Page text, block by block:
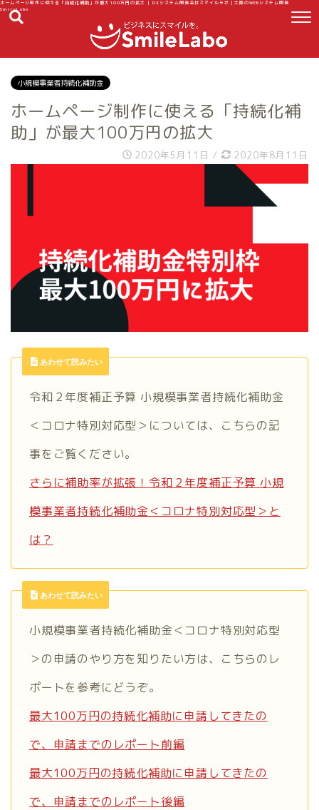
ホームページ制作に使える「持続化補助」が最大100万円の拡大 | DXシステム開発会社スマイルラボ｜大阪のWEBシステム開発
SmileLabo
小規模事業者持続化補助金
ホームページ制作に使える「持続化補
助」が最大100万円の拡大
2020年5月11日 / 2020年8月11日
あわせて読みたい
令和２年度補正予算 小規模事業者持続化補助金
＜コロナ特別対応型＞については、こちらの記
事をご覧ください。
さらに補助率が拡張！令和２年度補正予算 小規
模事業者持続化補助金＜コロナ特別対応型＞と
は？
あわせて読みたい
小規模事業者持続化補助金＜コロナ特別対応型
＞の申請のやり方を知りたい方は、こちらのレ
ポートを参考にどうぞ。
最大100万円の持続化補助に申請してきたの
で、申請までのレポート前編
最大100万円の持続化補助に申請してきたの
で、申請までのレポート後編